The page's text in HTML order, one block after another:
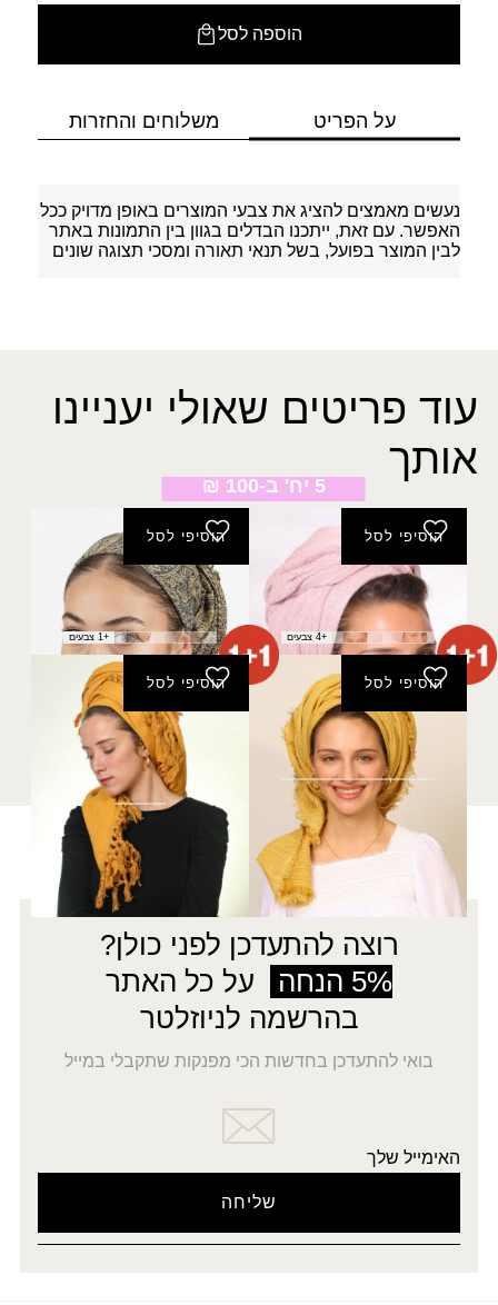
הוספה לסל
על הפריט משלוחים והחזרות
נעשים מאמצים להציג את צבעי המוצרים באופן מדויק ככל
האפשר. עם זאת, ייתכנו הבדלים בגוון בין התמונות באתר
לבין המוצר בפועל, בשל תנאי תאורה ומסכי תצוגה שונים
עוד פריטים שאולי יעניינו
אותך
5 יח' ב-100 ₪
הוסיפי לסל
צעיף שלהבת
₪40.00
+4 צבעים
הוסיפי לסל
פשמינה הדסה
₪40.00
+1 צבעים
הוסיפי לסל
מטפחת סלי מרובעת
₪60.00
הוסיפי לסל
מטפחת מיאל
(מרובעת)
₪150.00
רוצה להתעדכן לפני כולן?
5% הנחה
על כל האתר
בהרשמה לניוזלטר
בואי להתעדכן בחדשות הכי מפנקות שתקבלי במייל
האימייל שלך